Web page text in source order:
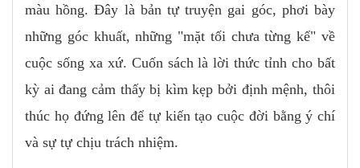
màu hồng. Đây là bản tự truyện gai góc, phơi bày
những góc khuất, những "mặt tối chưa từng kể" về
cuộc sống xa xứ. Cuốn sách là lời thức tỉnh cho bất
kỳ ai đang cảm thấy bị kìm kẹp bởi định mệnh, thôi
thúc họ đứng lên để tự kiến tạo cuộc đời bằng ý chí
và sự tự chịu trách nhiệm.